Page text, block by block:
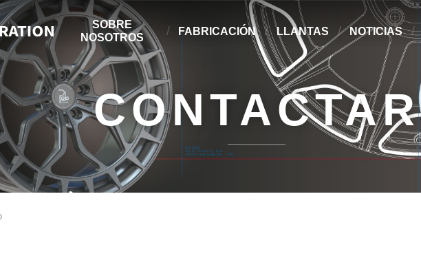
SOBRE
NOSOTROS
FABRICACIÓN LLANTAS NOTICIAS
CONTACTAR